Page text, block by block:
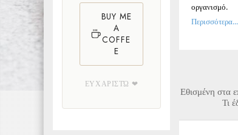
BUY ME
A
COFFE
E
ΕΥΧΑΡΙΣΤΏ ❤
οργανισμό.
Περισσότερα...
Εθισμένη στα
Τι